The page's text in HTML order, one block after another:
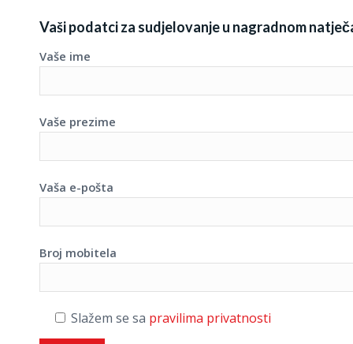
Vaši podatci za sudjelovanje u nagradnom
Vaše ime
Vaše prezime
Vaša e-pošta
Broj mobitela
Slažem se sa pravilima privatnosti